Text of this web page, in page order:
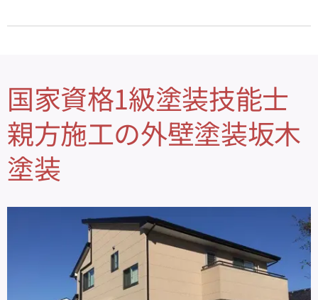
国家資格1級塗装技能士
親方施工の外壁塗装坂木
塗装